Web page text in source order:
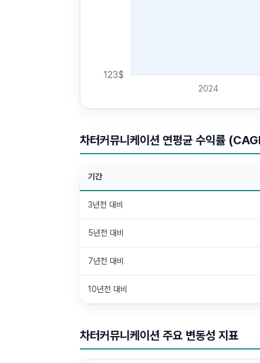
123$
2024
차터커뮤니케이션 연평균 수익률
기간
3년전 대비
5년전 대비
7년전 대비
10년전 대비
차터커뮤니케이션 주요 변동성 지표